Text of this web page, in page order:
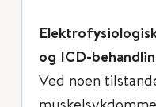
og ICD-
Ved noen